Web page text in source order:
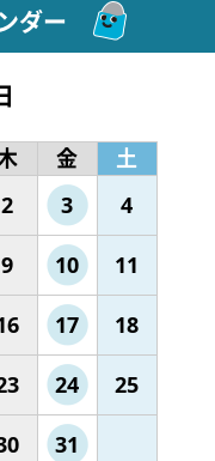
ダー
金
土
2 3 4
9 10 11
17 18
24 25
31